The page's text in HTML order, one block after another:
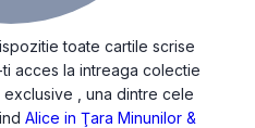
toate cartile scrise
acces la intreaga colectie
, una dintre cele
Alice in Ţara Minunilor &